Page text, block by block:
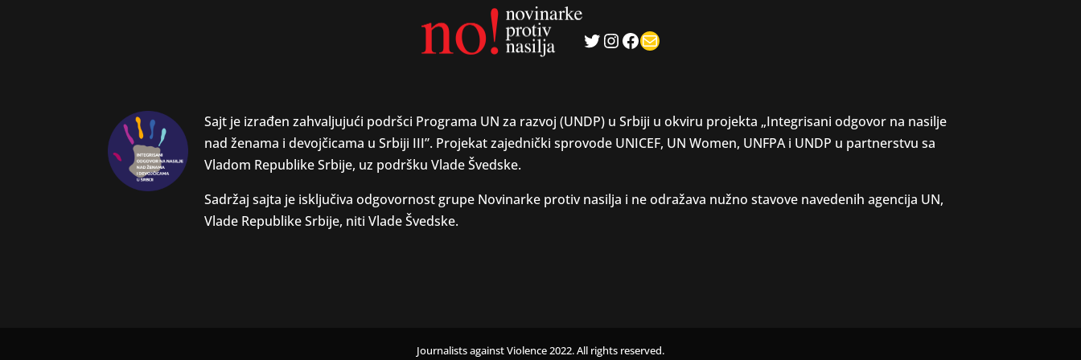
Twitter
Instagram
Facebook
Mail
Sajt je izrađen zahvaljujući podršci Programa UN za razvoj (UNDP) u Srbiji u okviru projekta „Integrisani odgovor na nasilje
nad ženama i devojčicama u Srbiji III”. Projekat zajednički sprovode UNICEF, UN Women, UNFPA i UNDP u partnerstvu sa
Vladom Republike Srbije, uz podršku Vlade Švedske.
Sadržaj sajta je isključiva odgovornost grupe Novinarke protiv nasilja i ne odražava nužno stavove navedenih agencija UN,
Vlade Republike Srbije, niti Vlade Švedske.
Journalists against Violence 2022. All rights reserved.